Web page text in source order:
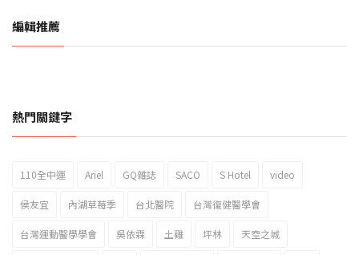
編輯推薦
2023新北市北海岸國際風箏節「風在石起」霸氣回歸
熱門關鍵字
110全中運 Ariel GQ雜誌 SACO S Hotel video
侯友宜 內湖草莓季 台北醫院 台灣復健醫學會
台灣運動醫學學會 吳依霖 土雞 坪林 天空之城